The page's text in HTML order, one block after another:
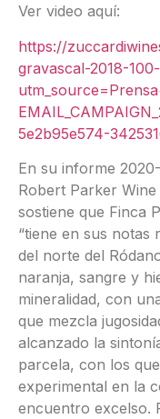
Ver video aquí:
https://
gravascal-2018-
5e2b95e574-
En su informe
Robert Parker
sostiene que Finca
“tiene en sus notas
del norte del
naranja, sangre y
mineralidad, con
que mezcla
alcanzado la
parcela, con los
experimental en la
encuentro excelso.